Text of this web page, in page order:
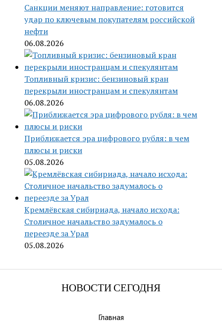
Санкции меняют направление: готовится
удар по ключевым покупателям российской
нефти
06.08.2026
Топливный кризис: бензиновый кран
перекрыли иностранцам и спекулянтам
06.08.2026
Приближается эра цифрового рубля: в чем
плюсы и риски
05.08.2026
Кремлёвская сибириада, начало исхода:
Столичное начальство задумалось о
переезде за Урал
05.08.2026
НОВОСТИ СЕГОДНЯ
Главная